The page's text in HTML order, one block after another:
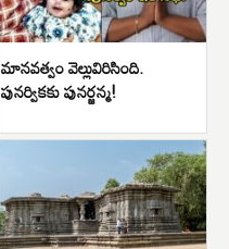
మానవత్వం వెల్లువిరిసింది.
పునర్వికకు పునర్జన్మ!